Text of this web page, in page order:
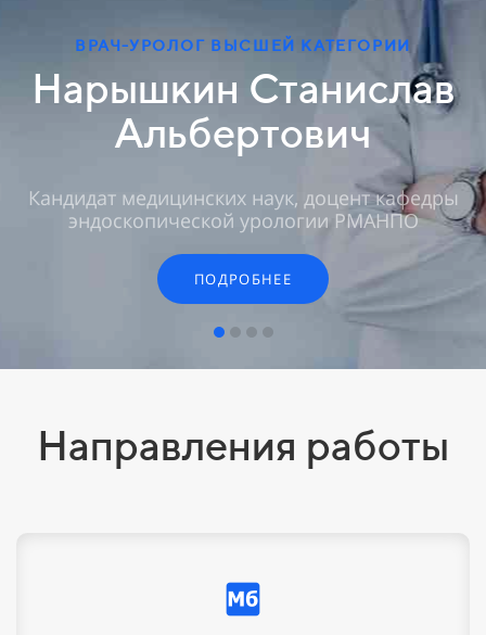
ВРАЧ-УРОЛОГ ВЫСШЕЙ КАТЕГОРИИ
Нарышкин Станислав
Альбертович
Кандидат медицинских наук, доцент кафедры
эндоскопической урологии РМАНПО
ПОДРОБНЕЕ
Направления работы